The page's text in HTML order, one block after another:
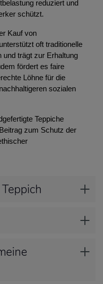
reduziert und
schützt.
Kauf von
oft traditionelle
trägt zur Erhaltung
fördert es faire
Löhne für die
sozialen
Teppiche
zum Schutz der